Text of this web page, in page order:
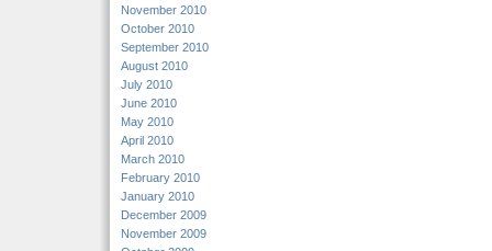
November 2010
October 2010
September 2010
August 2010
July 2010
June 2010
May 2010
April 2010
March 2010
February 2010
January 2010
December 2009
November 2009